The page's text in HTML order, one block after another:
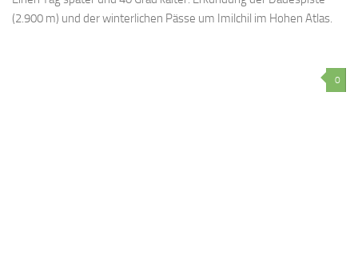
(2.900 m) und der winterlichen Pässe um Imilchil im Hohen Atlas.
0